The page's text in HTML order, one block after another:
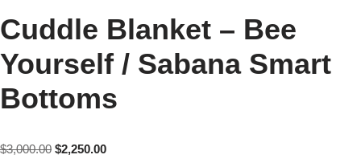
Cuddle Blanket – Bee
Yourself / Sabana Smart
Bottoms
$3,000.00 $2,250.00